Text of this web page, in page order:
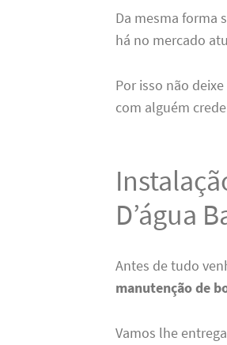
Da mesma forma
há no mercado
Por isso não
com alguém
D’água
Antes de tudo
manutenção de
Vamos lhe